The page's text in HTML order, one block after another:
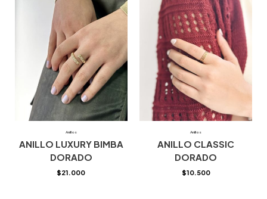
Anillos
ANILLO LUXURY BIMBA
DORADO
$21.000
Anillos
ANILLO CLASSIC
DORADO
$10.500